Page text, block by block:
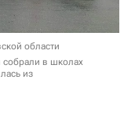
области
собрали в школах
из